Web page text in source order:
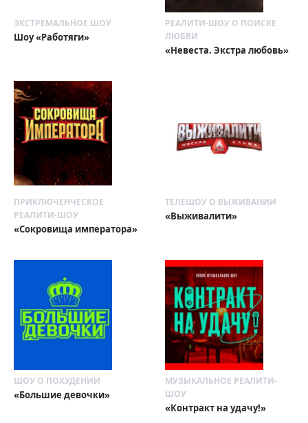
ЭКСТРЕМАЛЬНОЕ ШОУ
Шоу «Работяги»
РЕАЛИТИ-ШОУ О ПОИСКЕ
ЛЮБВИ
«Невеста. Экстра любовь»
ПРИКЛЮЧЕНЧЕСКОЕ
РЕАЛИТИ-ШОУ
«Сокровища императора»
ТЕЛЕШОУ О ВЫЖИВАНИИ
«Выживалити»
ШОУ О ПОХУДЕНИИ
«Большие девочки»
МУЗЫКАЛЬНОЕ РЕАЛИТИ-
ШОУ
«Контракт на удачу!»